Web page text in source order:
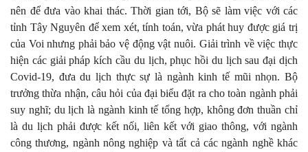
nên để đưa vào khai thác. Thời gian tới, Bộ sẽ làm việc với các
tỉnh Tây Nguyên để xem xét, tính toán, vừa phát huy được giá trị
của Voi nhưng phải bảo vệ động vật nuôi. Giải trình về việc thực
hiện các giải pháp kích cầu du lịch, phục hồi du lịch sau đại dịch
Covid-19, đưa du lịch thực sự là ngành kinh tế mũi nhọn. Bộ
trưởng thừa nhận, câu hỏi của đại biểu đặt ra cho toàn ngành phải
suy nghĩ; du lịch là ngành kinh tế tổng hợp, không đơn thuần chỉ
là du lịch phải được kết nối, liên kết với giao thông, với ngành
công thương, ngành nông nghiệp và tất cả các ngành nghề khác